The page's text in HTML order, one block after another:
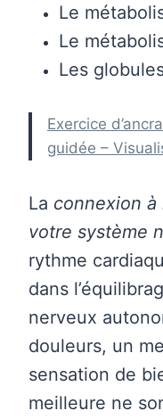
Le
Le
Les
Exercice
guidée –
La connexion à
votre système
rythme
dans
nerveux
douleurs, un
sensation de
meilleure ne